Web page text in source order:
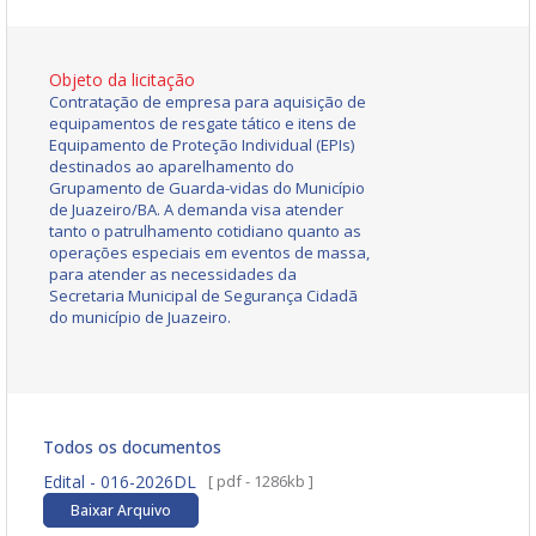
Objeto da licitação
Contratação de empresa para aquisição de
equipamentos de resgate tático e itens de
Equipamento de Proteção Individual (EPIs)
destinados ao aparelhamento do
Grupamento de Guarda-vidas do Município
de Juazeiro/BA. A demanda visa atender
tanto o patrulhamento cotidiano quanto as
operações especiais em eventos de massa,
para atender as necessidades da
Secretaria Municipal de Segurança Cidadã
do município de Juazeiro.
Todos os documentos
Edital - 016-2026DL
[ pdf - 1286kb ]
Baixar Arquivo